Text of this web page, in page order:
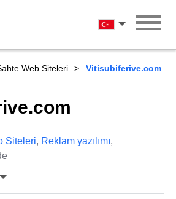
Türkçe
Web Siteleri Vitisubiferive.com
Siteleri, Reklam yazılımı,